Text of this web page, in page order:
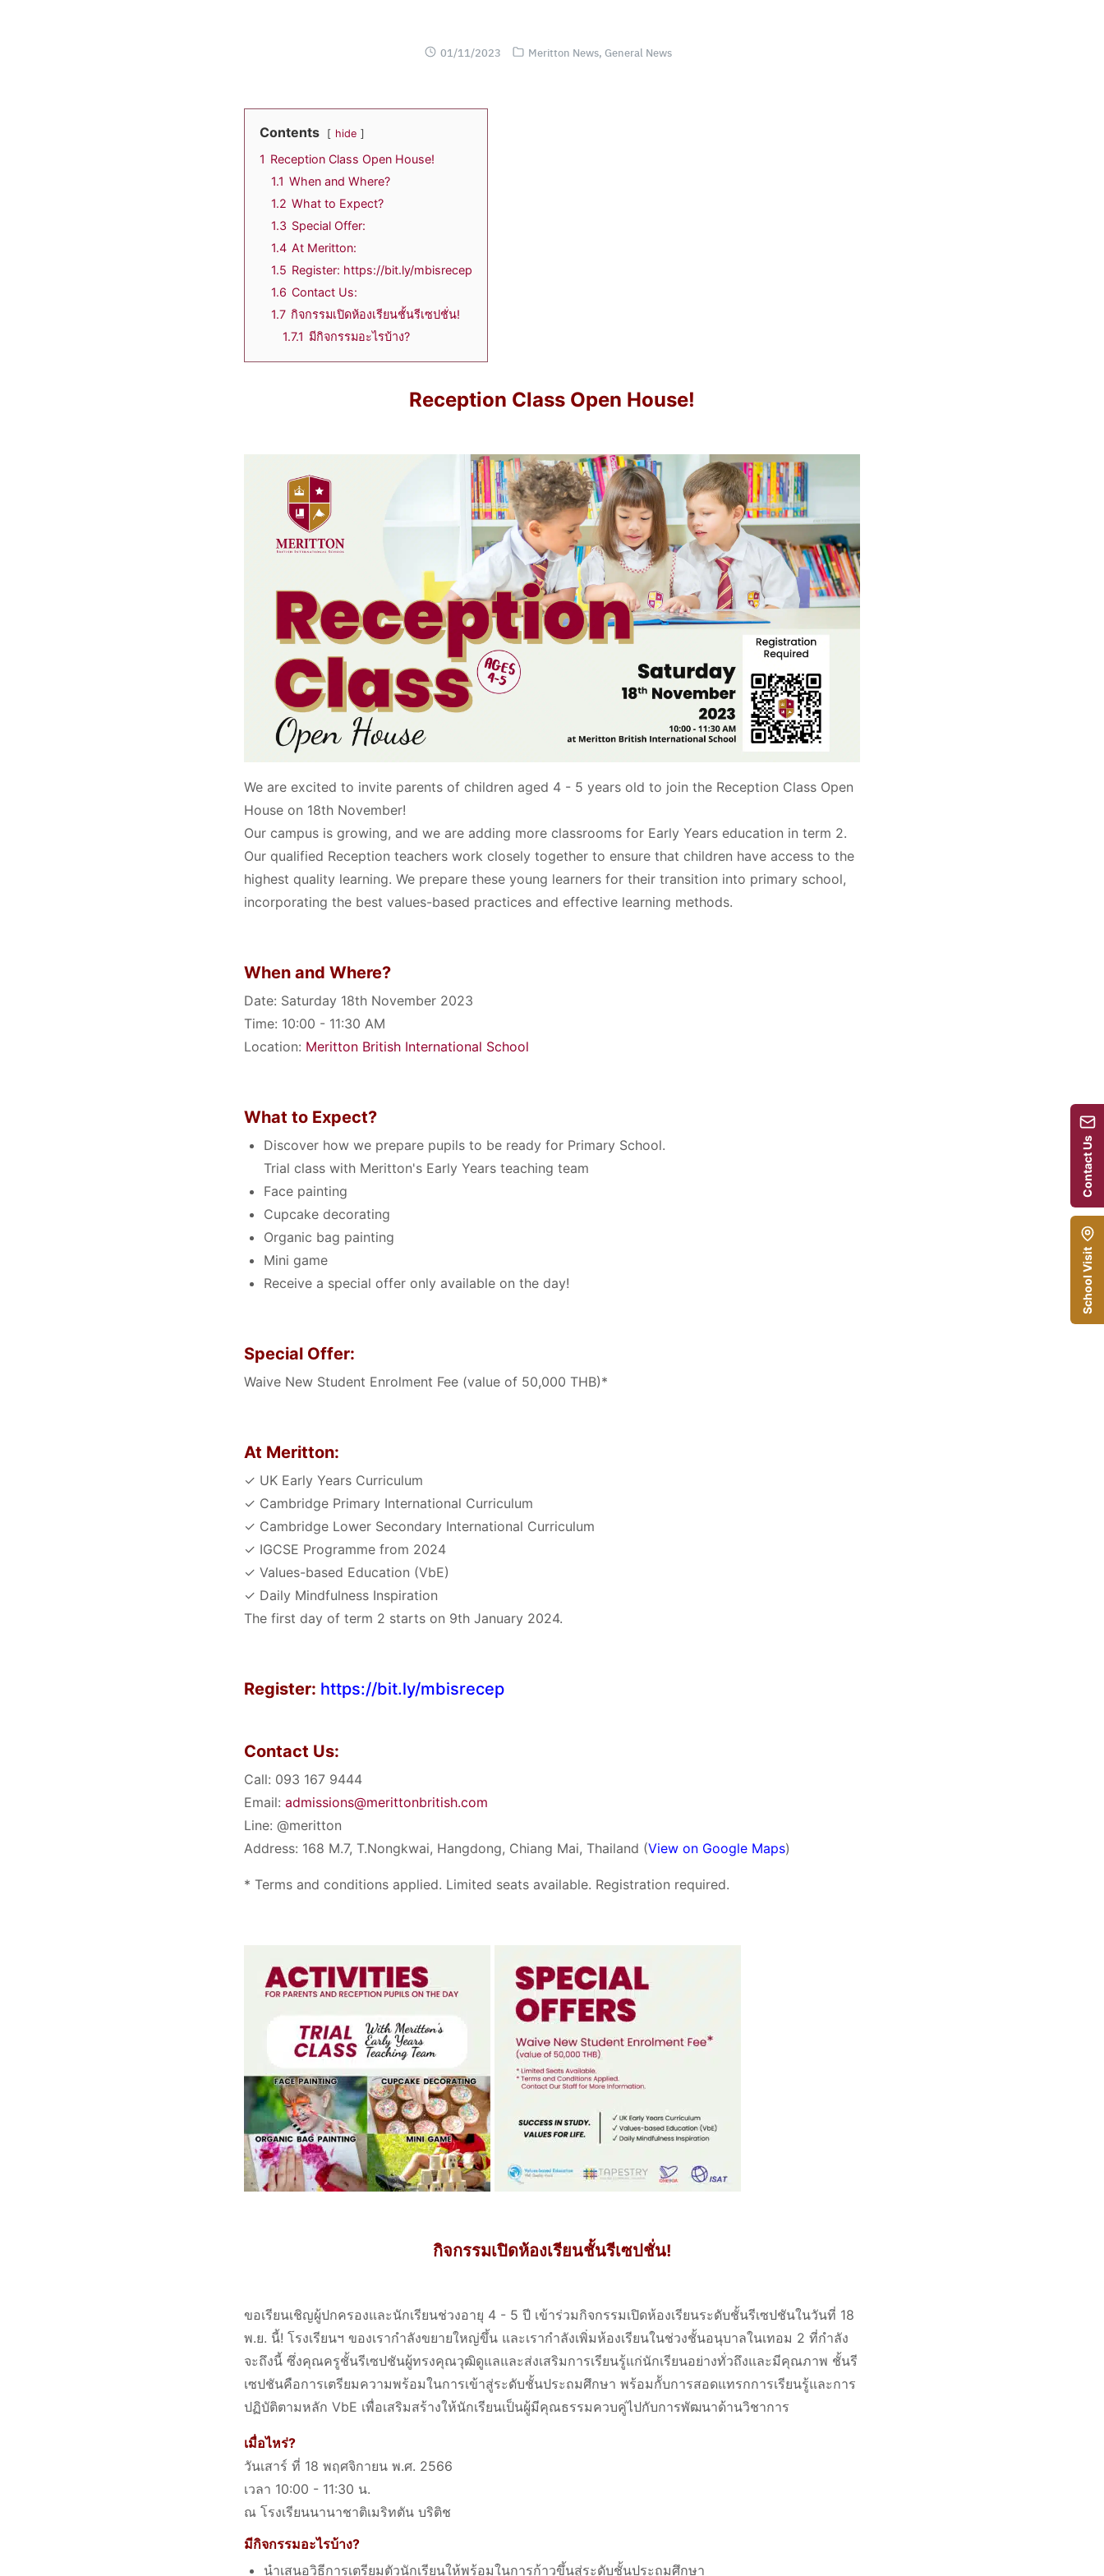
for:
01/11/2023 Meritton News, General News
Contents hide
1 Reception Class Open House!
1.1 When and Where?
1.2 What to Expect?
1.3 Special Offer:
1.4 At Meritton:
1.5 Register: https://bit.ly/mbisrecep
1.6 Contact Us:
1.7 กิจกรรมเปิดห้องเรียนชั้นรีเซปชั่น!
1.7.1 มีกิจกรรมอะไรบ้าง?
Reception Class Open House!
We are excited to invite parents of children aged 4 - 5 years old to join the Reception Class Open
House on 18th November!
Our campus is growing, and we are adding more classrooms for Early Years education in term 2.
Our qualified Reception teachers work closely together to ensure that children have access to the
highest quality learning. We prepare these young learners for their transition into primary school,
incorporating the best values-based practices and effective learning methods.
When and Where?
Date: Saturday 18th November 2023
Time: 10:00 - 11:30 AM
Location: Meritton British International School
What to Expect?
Discover how we prepare pupils to be ready for Primary School.
Trial class with Meritton's Early Years teaching team
Face painting
Cupcake decorating
Organic bag painting
Mini game
Receive a special offer only available on the day!
Special Offer:
Waive New Student Enrolment Fee (value of 50,000 THB)*
At Meritton:
✓ UK Early Years Curriculum
✓ Cambridge Primary International Curriculum
✓ Cambridge Lower Secondary International Curriculum
✓ IGCSE Programme from 2024
✓ Values-based Education (VbE)
✓ Daily Mindfulness Inspiration
The first day of term 2 starts on 9th January 2024.
Register: https://bit.ly/mbisrecep
Contact Us:
Call: 093 167 9444
Email: admissions@merittonbritish.com
Line: @meritton
Address: 168 M.7, T.Nongkwai, Hangdong, Chiang Mai, Thailand (View on Google Maps)
* Terms and conditions applied. Limited seats available. Registration required.
กิจกรรมเปิดห้องเรียนชั้นรีเซปชั่น!
ขอเรียนเชิญผู้ปกครองและนักเรียนช่วงอายุ 4 - 5 ปี เข้าร่วมกิจกรรมเปิดห้องเรียนระดับชั้นรีเซปชันในวันที่ 18
พ.ย. นี้! โรงเรียนฯ ของเรากำลังขยายใหญ่ขึ้น และเรากำลังเพิ่มห้องเรียนในช่วงชั้นอนุบาลในเทอม 2 ที่กำลัง
จะถึงนี้ ซึ่งคุณครูชั้นรีเซปชันผู้ทรงคุณวุฒิดูแลและส่งเสริมการเรียนรู้แก่นักเรียนอย่างทั่วถึงและมีคุณภาพ ชั้นรี
เซปชันคือการเตรียมความพร้อมในการเข้าสู่ระดับชั้นประถมศึกษา พร้อมกัับการสอดแทรกการเรียนรู้และการ
ปฏิบัติตามหลัก VbE เพื่อเสริมสร้างให้นักเรียนเป็นผู้มีคุณธรรมควบคู่ไปกับการพัฒนาด้านวิชาการ
เมื่อไหร่?
วันเสาร์ ที่ 18 พฤศจิกายน พ.ศ. 2566
เวลา 10:00 - 11:30 น.
ณ โรงเรียนนานาชาติเมริทตัน บริติช
มีกิจกรรมอะไรบ้าง?
นำเสนอวิธีการเตรียมตัวนักเรียนให้พร้อมในการก้าวขึ้นสู่ระดับชั้นประถมศึกษา
Contact Us
School Visit